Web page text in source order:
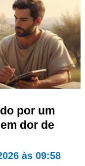
por um
dor de
às 09:58